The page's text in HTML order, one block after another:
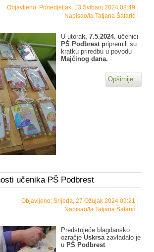
Objavljeno: Ponedjeljak, 13 Svibanj 2024 08:49
Napisao/la Tatjana Šafarić
U utorak, 7.5.2024. učenici
PŠ Podbrest pripremili su
kratku priredbu u povodu
Majčinog dana.
Opširnije...
učenika PŠ Podbrest
Objavljeno: Srijeda, 27 Ožujak 2024 09:21
Napisao/la Tatjana Šafarić
Predstojeće blagdansko
ozračje Uskrsazavladalo je
u PŠ Podbrest.